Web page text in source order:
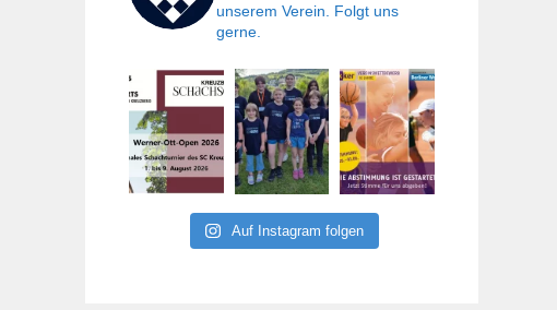
unserem Verein. Folgt uns
gerne.
Auf Instagram folgen